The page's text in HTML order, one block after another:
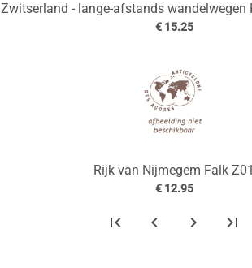
Zwitserland - lange-afstands wandelwegen
€ 15.25
Rijk van Nijmegem Falk Z01
€ 12.95
first_page chevron_left chevron_right last_page